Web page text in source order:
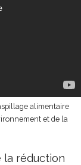
alimentaire
et de la
la réduction